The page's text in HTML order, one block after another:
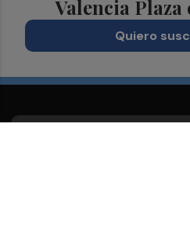
Valencia
Quiero